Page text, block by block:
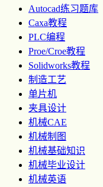
Autocad练习题库
Caxa教程
PLC编程
Proe/Croe教程
Solidworks教程
制造工艺
单片机
夹具设计
机械CAE
机械制图
机械基础知识
机械毕业设计
机械英语